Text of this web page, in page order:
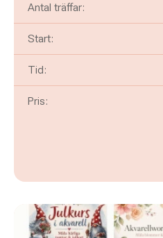
Antal träffar:
Start:
Tid:
Pris: